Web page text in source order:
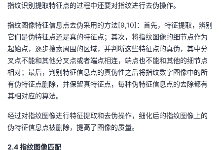
指纹识别提取特征点的过程中还要对指纹进行去伪操作。
指纹图像特征信息点去伪采用的方法[9,10]：首先，特征提取，辨别
它们是伪特征点还是真的特征点；其次，将指纹图像的细节点作为
起始点，逐步搜索周围的区域，并判断这些特征点的真伪，其中分
叉点不能和其他分叉点或者端点相连，端点也不能和其他的细节点
相对；最后，判别特征信息点的真伪性之后将指纹数字图像中的所
有伪特征点删除，并保留真特征点，每种伪特征信息点的去除都有
其相对应的算法。
经过对指纹图像进行特征提取和去伪操作，细化后的指纹图像上的
伪特征信息点被删除，提高了图像的质量。
2.4 指纹图像匹配